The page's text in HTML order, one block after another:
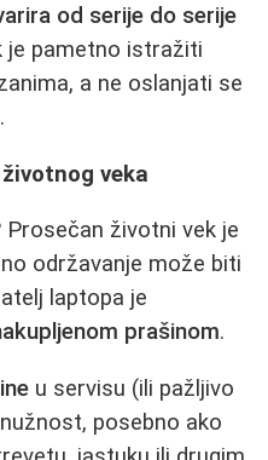
od serije do serije
je pametno istražiti
a ne oslanjati se
veka
životni vek je
održavanje može biti
laptopa je
prašinom.
u servisu (ili pažljivo
posebno ako